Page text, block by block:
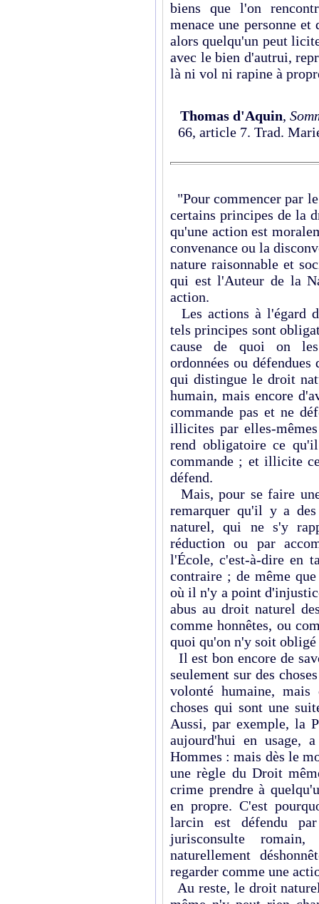
biens que l'on
menace une personne
alors quelqu'un peut
avec le bien d'autrui,
là ni vol ni rapine à
Thomas d'Aquin,
66, article 7. Trad.
"Pour commencer par
certains principes de la
qu'une action est
convenance ou la
nature raisonnable et
qui est l'Auteur de la
action.
Les actions à l'égard
tels principes sont
cause de quoi on les
ordonnées ou
qui distingue le droit
humain, mais encore
commande pas et ne
illicites par elles-
rend obligatoire ce
commande ; et illicite
défend.
Mais, pour se faire
remarquer qu'il y a
naturel, qui ne s'y
réduction ou par
l'École, c'est-à-dire en
contraire ; de même
où il n'y a point
abus au droit naturel
comme honnêtes, ou
quoi qu'on n'y soit obligé
Il est bon encore de
seulement sur des
volonté humaine,
choses qui sont une
Aussi, par exemple, la
aujourd'hui en usage,
Hommes : mais dès le
une règle du Droit
crime prendre à
en propre. C'est
larcin est défendu
jurisconsulte
naturellement
regarder comme une
Au reste, le droit